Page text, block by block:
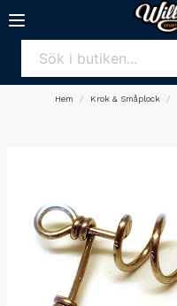
Hem Krok & Småplock